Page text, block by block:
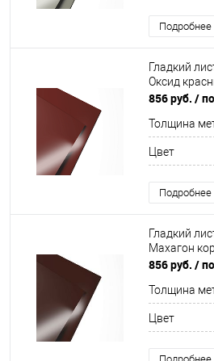
Подробнее
Гладкий
Оксид
856 руб. /
Толщина
Цвет
Подробнее
Гладкий
Махагон
856 руб. /
Толщина
Цвет